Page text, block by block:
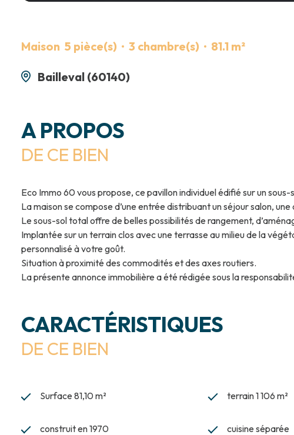
Maison 5 pièce(s) 3 chambre(s) 81.1 m²
Bailleval (60140)
A PROPOS
DE CE BIEN
Eco Immo 60 vous propose, ce pavillon individuel édifié sur un sous-
La maison se compose d’une entrée distribuant un séjour salon,
Le sous-sol total offre de belles possibilités de rangement,
Implantée sur un terrain clos avec une terrasse au milieu de la
personnalisé à votre goût.
Situation à proximité des commodités et des axes routiers.
La présente annonce immobilière a été rédigée sous la
CARACTÉRISTIQUES
DE CE BIEN
Surface 81,10 m² terrain 1 106 m²
construit en 1970 cuisine séparée